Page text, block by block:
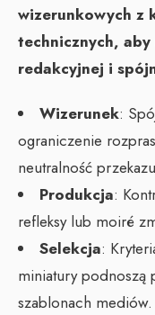
wizerunkowych z
technicznych, aby
redakcyjnej i
Wizerunek:
ograniczenie
neutralność
Produkcja:
refleksy lub moiré
Selekcja:
miniatury podnoszą
szablonach mediów.